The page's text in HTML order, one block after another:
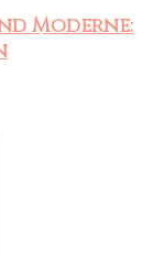
Moderne: